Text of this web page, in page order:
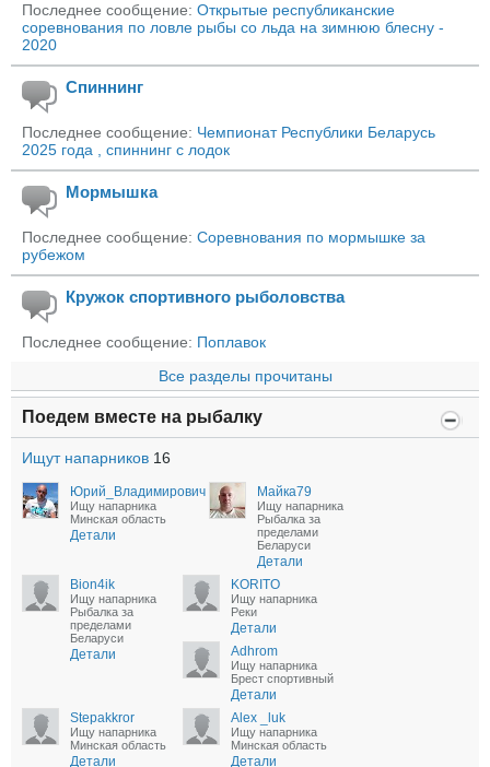
Последнее сообщение: Открытые республиканские
соревнования по ловле рыбы со льда на зимнюю блесну -
2020
Спиннинг
Последнее сообщение: Чемпионат Республики Беларусь
2025 года , спиннинг с лодок
Мормышка
Последнее сообщение: Соревнования по мормышке за
рубежом
Кружок спортивного рыболовства
Последнее сообщение: Поплавок
Все разделы прочитаны
Поедем вместе на рыбалку
Ищут напарников 16
Юрий_Владимирович
Ищу напарника
Минская область
Детали
Майка79
Ищу напарника
Рыбалка за
пределами
Беларуси
Детали
Bion4ik
Ищу напарника
Рыбалка за
пределами
Беларуси
Детали
KORITO
Ищу напарника
Реки
Детали
Adhrom
Ищу напарника
Брест спортивный
Детали
Stepakkror
Ищу напарника
Минская область
Детали
Alex _luk
Ищу напарника
Минская область
Детали